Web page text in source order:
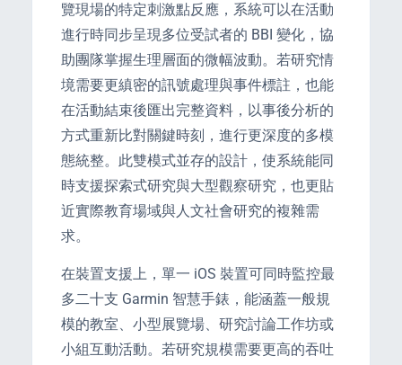
覽現場的特定刺激點反應，系統可以在活動
進行時同步呈現多位受試者的 BBI 變化，協
助團隊掌握生理層面的微幅波動。若研究情
境需要更縝密的訊號處理與事件標註，也能
在活動結束後匯出完整資料，以事後分析的
方式重新比對關鍵時刻，進行更深度的多模
態統整。此雙模式並存的設計，使系統能同
時支援探索式研究與大型觀察研究，也更貼
近實際教育場域與人文社會研究的複雜需
求。
在裝置支援上，單一 iOS 裝置可同時監控最
多二十支 Garmin 智慧手錶，能涵蓋一般規
模的教室、小型展覽場、研究討論工作坊或
小組互動活動。若研究規模需要更高的吞吐